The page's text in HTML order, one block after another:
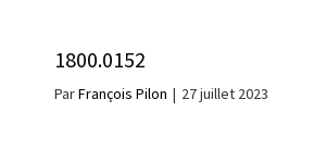
1800.0152
ParFrançois Pilon | 27 juillet 2023